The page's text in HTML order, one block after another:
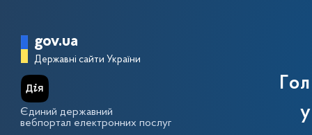
Головна сторінка Державної
gov.ua
Державні сайти України
Єдиний державний
вебпортал електронних послуг